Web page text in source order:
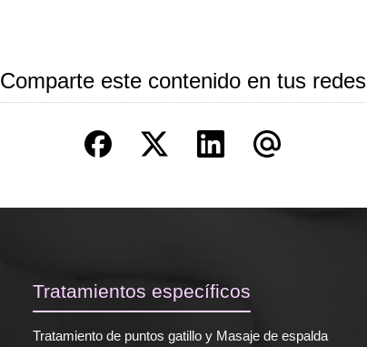
Comparte este contenido en tus redes
Tratamientos específicos
Tratamiento de puntos gatillo y Masaje de espalda